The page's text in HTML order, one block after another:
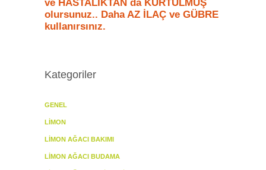
ve HASTALIKTAN da KURTULMUŞ
olursunuz.. Daha AZ İLAÇ ve GÜBRE
kullanırsınız.
Kategoriler
GENEL
LIMON
LIMON AĞACI BAKIMI
LIMON AĞACI BUDAMA